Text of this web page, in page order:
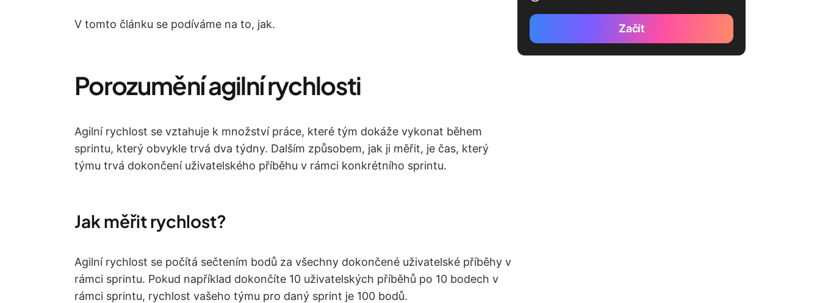
V tomto článku se podíváme na to, jak.
Porozumění agilní rychlosti
Agilní rychlost se vztahuje k množství práce, které tým dokáže vykonat během
sprintu, který obvykle trvá dva týdny. Dalším způsobem, jak ji měřit, je čas, který
týmu trvá dokončení uživatelského příběhu v rámci konkrétního sprintu.
Jak měřit rychlost?
Agilní rychlost se počítá sečtením bodů za všechny dokončené uživatelské příběhy v
rámci sprintu. Pokud například dokončíte 10 uživatelských příběhů po 10 bodech v
rámci sprintu, rychlost vašeho týmu pro daný sprint je 100 bodů.
Začít